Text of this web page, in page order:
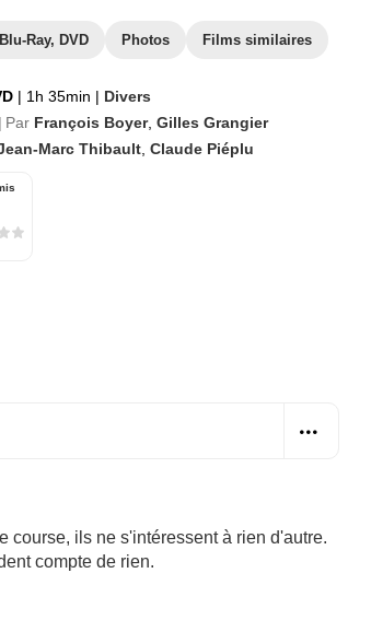
Blu-Ray, DVD Photos Films similaires
| 1h 35min | Divers
Par François Boyer, Gilles Grangier
Marc Thibault Claude Piéplu
course, ils ne s'intéressent à rien d'autre.
compte de rien.